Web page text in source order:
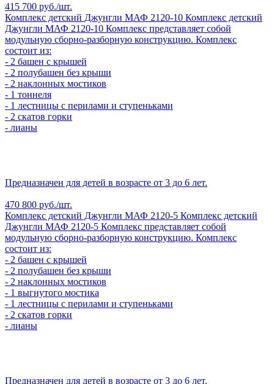
415 700 руб./шт.
Комплекс детский Джунгли МАФ 2120-10 Комплекс детский
Джунгли МАФ 2120-10 Комплекс представляет собой
модульную сборно-разборную конструкцию. Комплекс
состоит из:
- 2 башен с крышей
- 2 полубашен без крыши
- 2 наклонных мостиков
- 1 тоннеля
- 1 лестницы с перилами и ступеньками
- 2 скатов горки
- лианы
Предназначен для детей в возрасте от 3 до 6 лет.
470 800 руб./шт.
Комплекс детский Джунгли МАФ 2120-5 Комплекс детский
Джунгли МАФ 2120-5 Комплекс представляет собой
модульную сборно-разборную конструкцию. Комплекс
состоит из:
- 2 башен с крышей
- 2 полубашен без крыши
- 2 наклонных мостиков
- 1 выгнутого мостика
- 1 лестницы с перилами и ступеньками
- 2 скатов горки
- лианы
Предназначен для детей в возрасте от 3 до 6 лет.